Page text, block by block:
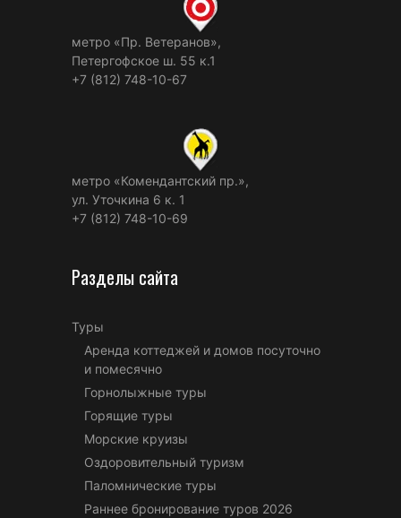
метро «Пр. Ветеранов»,
Петергофское ш. 55 к.1
+7 (812) 748-10-67
метро «Комендантский пр.»,
ул. Уточкина 6 к. 1
+7 (812) 748-10-69
Разделы сайта
Туры
Аренда коттеджей и домов посуточно
и помесячно
Горнолыжные туры
Горящие туры
Морские круизы
Оздоровительный туризм
Паломнические туры
Раннее бронирование туров 2026